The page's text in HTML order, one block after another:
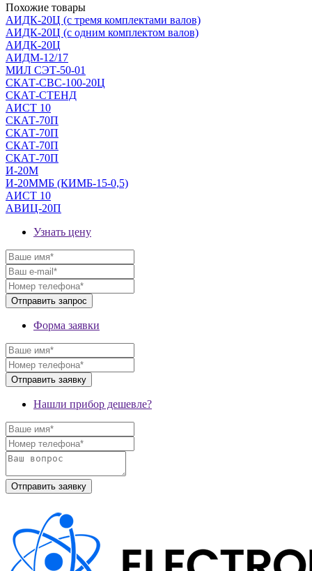
Похожие товары
АИДК-20Ц (с тремя комплектами валов)
АИДК-20Ц (с одним комплектом валов)
АИДК-20Ц
АИДМ-12/17
МИЛ СЭТ-50-01
СКАТ-СВС-100-20Ц
СКАТ-СТЕНД
АИСТ 10
СКАТ-70П
СКАТ-70П
СКАТ-70П
СКАТ-70П
И-20М
И-20ММБ (КИМБ-15-0,5)
АИСТ 10
АВИЦ-20П
Узнать цену
Форма заявки
Нашли прибор дешевле?